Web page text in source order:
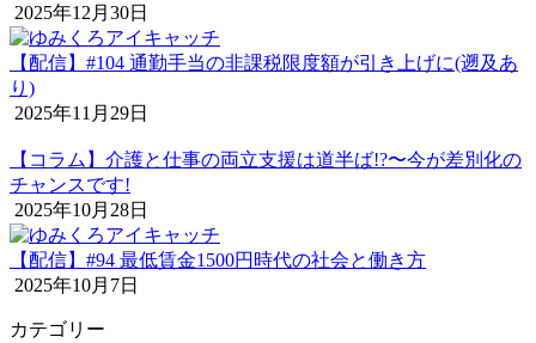
2025年12月30日
【配信】#104 通勤手当の非課税限度額が引き上げに(遡及あ
り)
2025年11月29日
【コラム】介護と仕事の両立支援は道半ば!?〜今が差別化の
チャンスです!
2025年10月28日
【配信】#94 最低賃金1500円時代の社会と働き方
2025年10月7日
カテゴリー